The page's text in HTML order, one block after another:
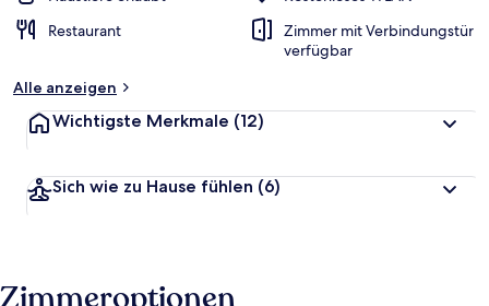
Restaurant
Zimmer mit Verbindungstür
verfügbar
Alle anzeigen
Wichtigste Merkmale (12)
Sich wie zu Hause fühlen (6)